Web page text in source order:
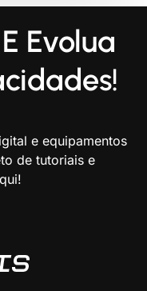
Evolua
e equipamentos
de tutoriais e